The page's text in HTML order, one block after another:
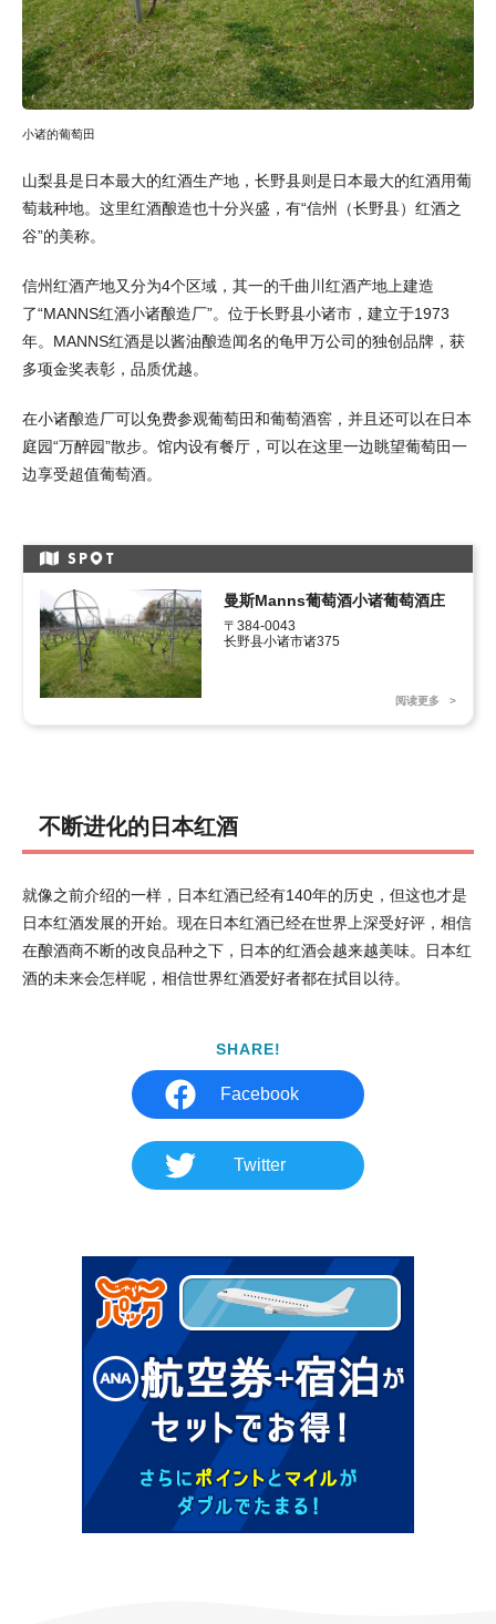
小诸的葡萄田
山梨县是日本最大的红酒生产地，长野县则是日本最大的红酒用葡
萄栽种地。这里红酒酿造也十分兴盛，有“信州（长野县）红酒之
谷”的美称。
信州红酒产地又分为4个区域，其一的千曲川红酒产地上建造
了“MANNS红酒小诸酿造厂”。位于长野县小诸市，建立于1973
年。MANNS红酒是以酱油酿造闻名的龟甲万公司的独创品牌，获
多项金奖表彰，品质优越。
在小诸酿造厂可以免费参观葡萄田和葡萄酒窖，并且还可以在日本
庭园“万醉园”散步。馆内设有餐厅，可以在这里一边眺望葡萄田一
边享受超值葡萄酒。
SP T
曼斯Manns葡萄酒小诸葡萄酒庄
〒384-0043
长野县小诸市诸375
阅读更多
不断进化的日本红酒
就像之前介绍的一样，日本红酒已经有140年的历史，但这也才是
日本红酒发展的开始。现在日本红酒已经在世界上深受好评，相信
在酿酒商不断的改良品种之下，日本的红酒会越来越美味。日本红
酒的未来会怎样呢，相信世界红酒爱好者都在拭目以待。
SHARE!
Facebook
Twitter